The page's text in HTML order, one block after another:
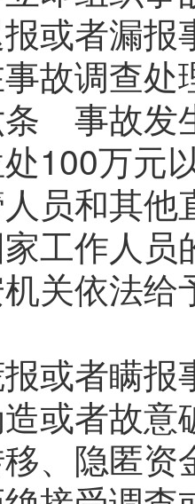
者漏报
调查处
事故发生
100万元
员和其
工作人
关依法
者瞒报
者故意
隐匿资